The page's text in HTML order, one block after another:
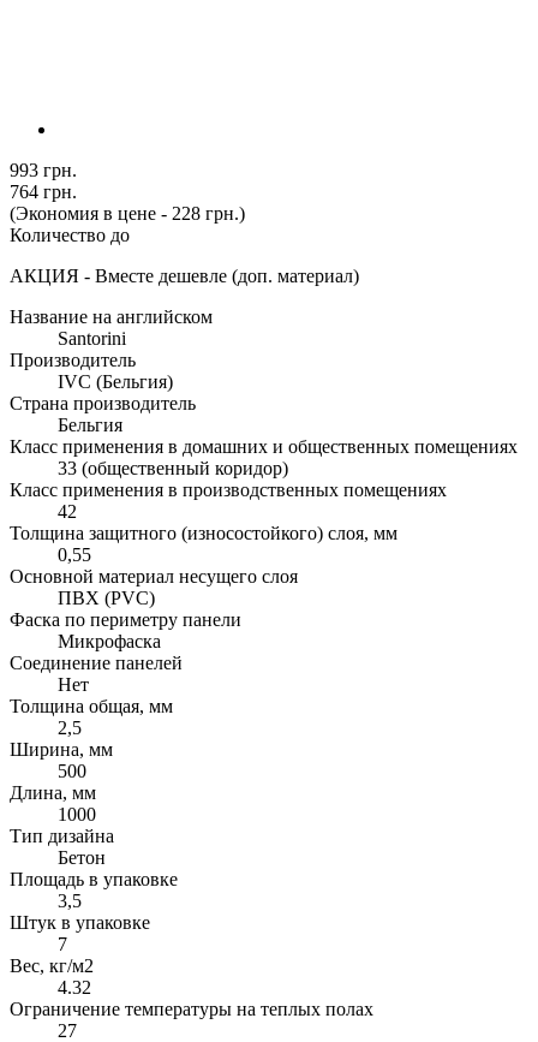
993 грн.
764 грн.
(Экономия в цене - 228 грн.)
Количество до
АКЦИЯ - Вместе дешевле (доп. материал)
Название на английском
Santorini
Производитель
IVC (Бельгия)
Страна производитель
Бельгия
Класс применения в домашних и общественных помещениях
33 (общественный коридор)
Класс применения в производственных помещениях
42
Толщина защитного (износостойкого) слоя, мм
0,55
Основной материал несущего слоя
ПВХ (PVC)
Фаска по периметру панели
Микрофаска
Соединение панелей
Нет
Толщина общая, мм
2,5
Ширина, мм
500
Длина, мм
1000
Тип дизайна
Бетон
Площадь в упаковке
3,5
Штук в упаковке
7
Вес, кг/м2
4.32
Ограничение температуры на теплых полах
27